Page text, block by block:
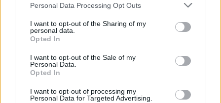
Personal Data Processing Opt Outs
I want to opt-out of the Sharing of my
personal data.
Opted In
I want to opt-out of the Sale of my
Personal Data.
Opted In
I want to opt-out of processing my
Personal Data for Targeted Advertising.
Panna és a szép szerelmek mítosza 3.
kihívásaihoz?